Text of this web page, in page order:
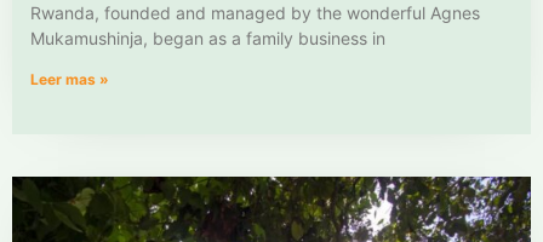
Rwanda, founded and managed by the wonderful Agnes
Mukamushinja, began as a family business in
Leer mas »